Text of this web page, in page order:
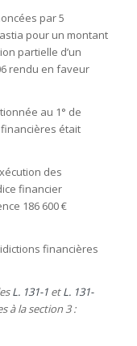
par 5
pour un montant
partielle d’un
rendu en faveur
au 1° de
financières était
des
financier
186 600 €
financières
L. 131-1 etL. 131-
à la section 3 :